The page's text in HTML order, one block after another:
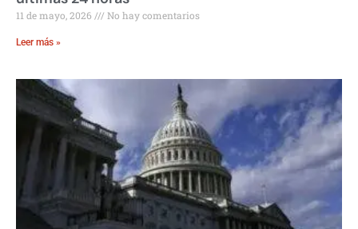
11 de mayo, 2026 No hay comentarios
Leer más »